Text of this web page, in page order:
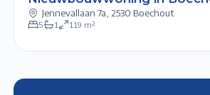
Jennevallaan 7a 2530 Boechout
5 1 119 m²